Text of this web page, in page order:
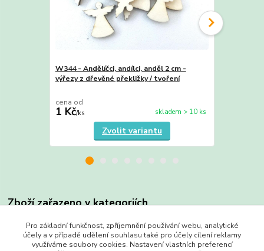
W344 - Andělíčci, andílci, anděl 2 cm -
výřezy z dřevěné překližky / tvoření
cena od
1 Kč/ks skladem > 10 ks
Zvolit variantu
Zboží zařazeno v kategoriích
Výřezy do 3 Kč
Vánoce
Pro základní funkčnost, zpříjemnění používání webu, analytické
účely a v případě udělení souhlasu také pro účely cílení reklamy
využíváme soubory cookies. Nastavení vlastních preferencí